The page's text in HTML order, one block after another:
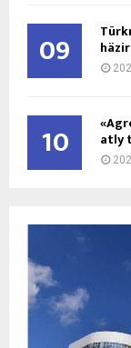
09
10 atly